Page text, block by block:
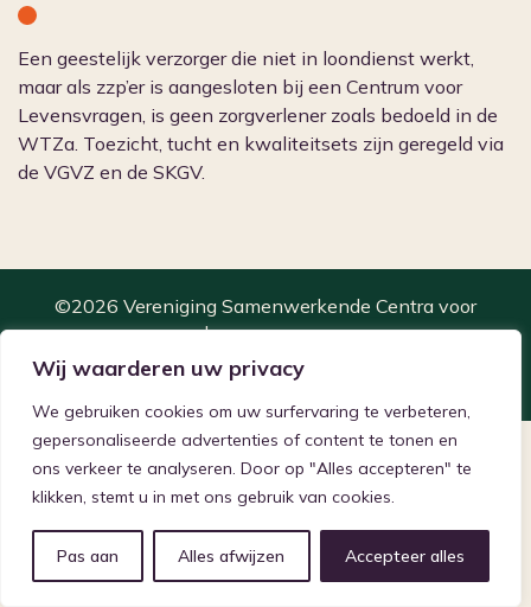
Wij waarderen uw privacy
We gebruiken cookies om uw surfervaring te verbeteren,
gepersonaliseerde advertenties of content te tonen en
ons verkeer te analyseren. Door op "Alles accepteren" te
klikken, stemt u in met ons gebruik van cookies.
Pas aan Alles afwijzen Accepteer alles
Een geestelijk verzorger die niet in loondienst werkt,
maar als zzp’er is aangesloten bij een Centrum voor
Levensvragen, is geen zorgverlener zoals bedoeld in de
WTZa. Toezicht, tucht en kwaliteitsets zijn geregeld via
de VGVZ en de SKGV.
©2026 Vereniging Samenwerkende Centra voor
Levensvragen
Privacyverklaring
Gerealiseerd door: Studio Nieuwe Weide